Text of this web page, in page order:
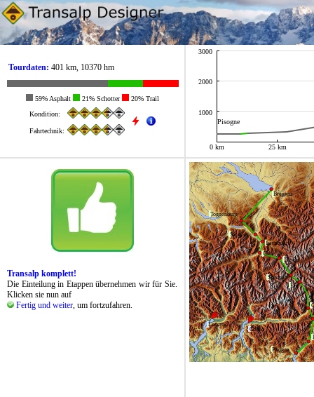
Tourdaten: 401 km, 10370 hm
59% Asphalt 21% Schotter
20% Trail
Kondition:
Fahrtechnik:
1000
2000
3000
0 km 25 km
Pisogne
Transalp komplett!
Die Einteilung in Etappen übernehmen wir für Sie.
Klicken sie nun auf
Fertig und weiter, um fortzufahren.
Pisogne
Liv.
S'chanf
Davos
Chur
Landquart
Sargans
Toggenburg
Bregenz
Colico
Locarno